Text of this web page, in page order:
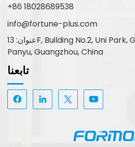
+86 18028689538
info@fortune-plus.com
عنوان: 13F, Building No.2, Uni Park, Guangmingnan Rd.,
Panyu, Guangzhou, China
تابعنا